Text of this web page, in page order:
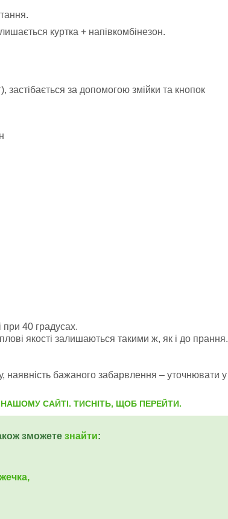
куртка + напівкомбінезон.
за допомогою змійки та кнопок
40 градусах.
якості залишаються такими ж, як і до прання.
наявність бажаного забарвлення – уточнювати у
САЙТІ. ТИСНІТЬ, ЩОБ ПЕРЕЙТИ.
зможете знайти: